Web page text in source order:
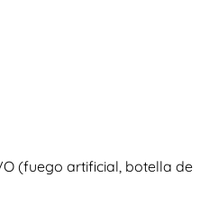
(fuego artificial, botella de